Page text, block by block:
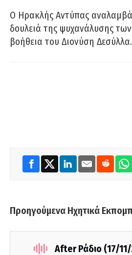
Ο Ηρακλής Αντύπας
δουλειά της ψυχανάλυσης
βοήθεια του Διονύση Δεσύλλα.
Προηγούμενα Ηχητικά
After Ράδιο (17/